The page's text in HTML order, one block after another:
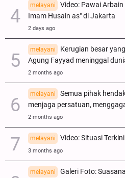
melayani
Video: Pawai
Imam Husain as" di Jakarta
2 days ago
melayani
Kerugian besar
Agung Fayyad meninggal
2 months ago
melayani
Semua pihak
menjaga persatuan,
2 months ago
melayani Video: Situasi
3 months ago
melayani
Galeri Foto: